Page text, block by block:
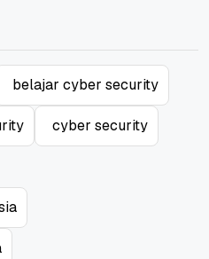
belajar cyber security
cyber security